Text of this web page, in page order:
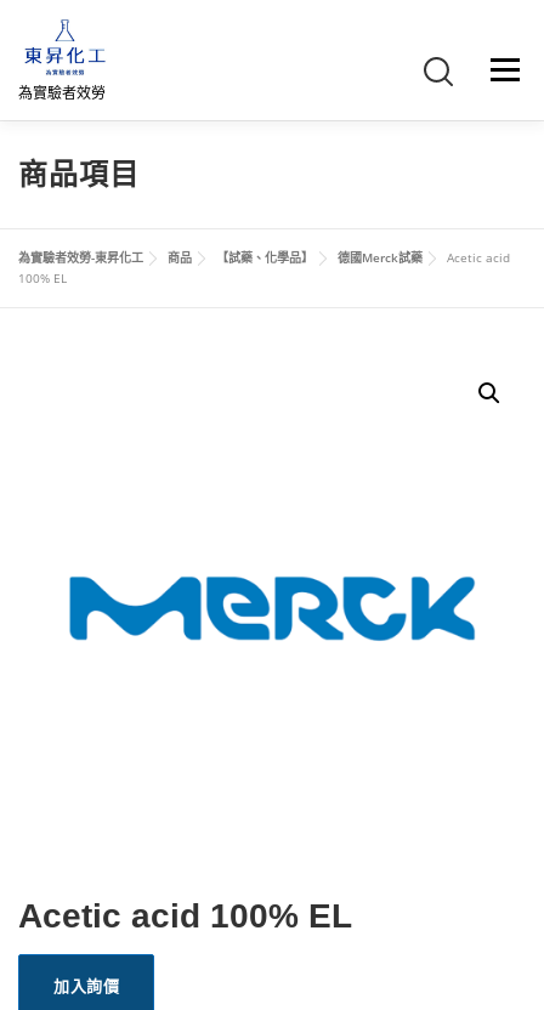
為實驗者效勞
選單
首頁 關於我們
網路商店 直購專區 詢價車、購物車/會員
商品項目
為實驗者效勞-東昇化工 商品 【試藥、化學品】 德國Merck試藥
Acetic acid
100% EL
Acetic acid 100% EL
加入詢價